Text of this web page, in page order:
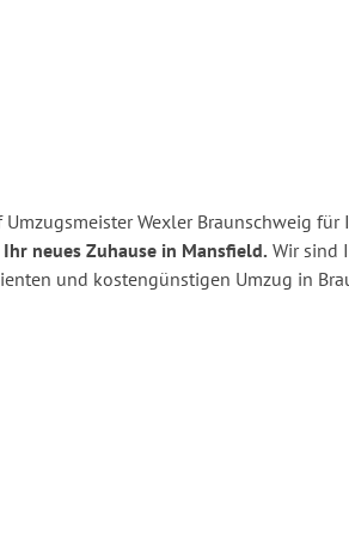
Umzugsmeister Wexler Braunschweig für
Ihr neues Zuhause in Mansfield. Wir sind
und kostengünstigen Umzug in